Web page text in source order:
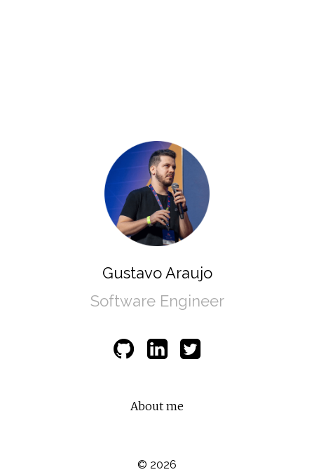
Gustavo Araujo
Software Engineer
About me
© 2026